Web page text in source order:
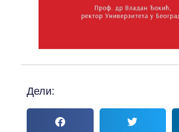
Дели: